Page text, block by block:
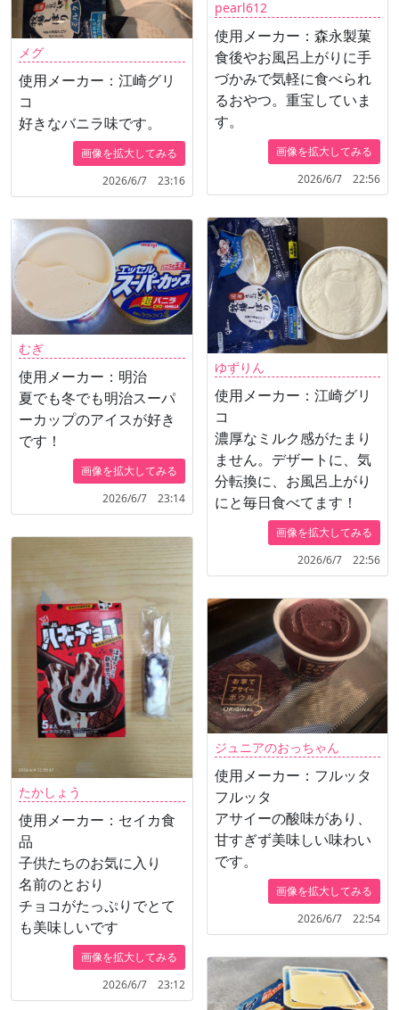
メグ
使用メーカー：江崎グリ
コ
好きなバニラ味です。
画像を拡大してみる
2026/6/7 23:16
むぎ
使用メーカー：明治
夏でも冬でも明治スーパ
ーカップのアイスが好き
です！
画像を拡大してみる
2026/6/7 23:14
たかしょう
使用メーカー：セイカ食
品
子供たちのお気に入り
名前のとおり
チョコがたっぷりでとて
も美味しいです
画像を拡大してみる
2026/6/7 23:12
pearl612
使用メーカー：森永製菓
食後やお風呂上がりに手
づかみで気軽に食べられ
るおやつ。重宝していま
す。
画像を拡大してみる
2026/6/7 22:56
ゆずりん
使用メーカー：江崎グリ
コ
濃厚なミルク感がたまり
ません。デザートに、気
分転換に、お風呂上がり
にと毎日食べてます！
画像を拡大してみる
2026/6/7 22:56
ジュニアのおっちゃん
使用メーカー：フルッタ
フルッタ
アサイーの酸味があり、
甘すぎず美味しい味わい
です。
画像を拡大してみる
2026/6/7 22:54